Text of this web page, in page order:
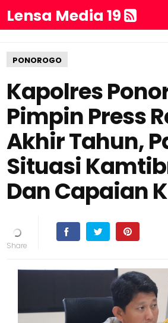
Lensa Media 19
PONOROGO
Kapolres
Pimpin Press
Akhir Tahun,
Situasi
Dan Capaian